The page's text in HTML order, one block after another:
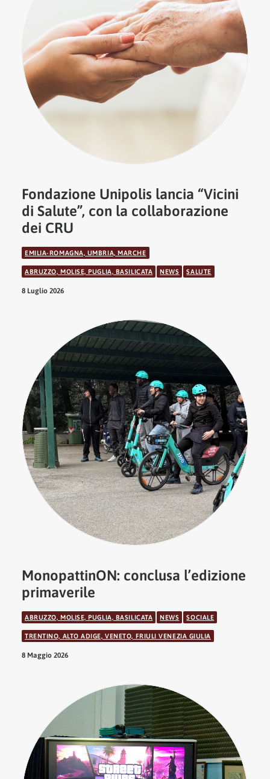
Fondazione Unipolis lancia “Vicini
di Salute”, con la collaborazione
dei CRU
EMILIA-ROMAGNA, UMBRIA, MARCHE
ABRUZZO, MOLISE, PUGLIA, BASILICATA NEWS SALUTE
8 Luglio 2026
MonopattinON: conclusa l’edizione
primaverile
ABRUZZO, MOLISE, PUGLIA, BASILICATA NEWS SOCIALE
TRENTINO, ALTO ADIGE, VENETO, FRIULI VENEZIA GIULIA
8 Maggio 2026